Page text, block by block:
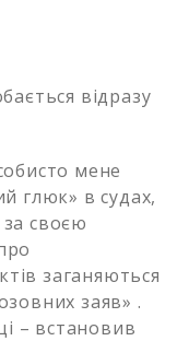
відразу
мене
глюк» в судах,
за своєю
заганяються
заяв» .
– встановив